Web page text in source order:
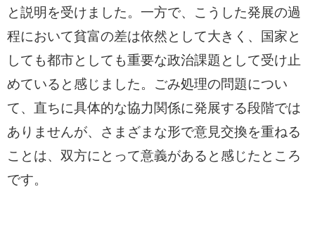
と説明を受けました。一方で、こうした発展の過
程において貧富の差は依然として大きく、国家と
しても都市としても重要な政治課題として受け止
めていると感じました。ごみ処理の問題につい
て、直ちに具体的な協力関係に発展する段階では
ありませんが、さまざまな形で意見交換を重ねる
ことは、双方にとって意義があると感じたところ
です。